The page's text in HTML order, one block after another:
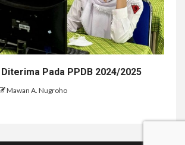
Pada PPDB 2024/2025
Mawan A. Nugroho